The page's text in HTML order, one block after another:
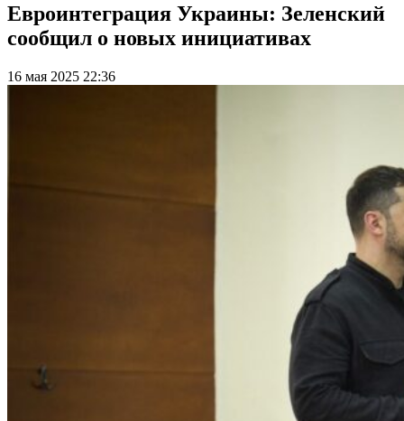
Евроинтеграция Украины: Зеленский
сообщил о новых инициативах
16 мая 2025 22:36